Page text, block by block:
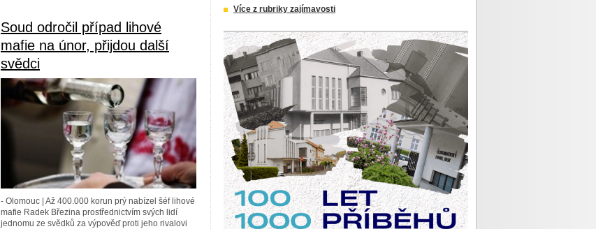
Soud odročil případ lihové
mafie na únor, přijdou další
svědci
- Olomouc | Až 400.000 korun prý nabízel šéf lihové
mafie Radek Březina prostřednictvím svých lidí
jednomu ze svědků za výpověď proti jeho rivalovi
Více z rubriky zajímavosti